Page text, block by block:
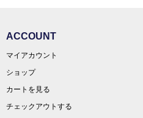
ACCOUNT
マイアカウント
ショップ
カートを見る
チェックアウトする